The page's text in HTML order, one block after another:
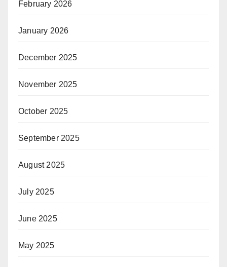
February 2026
January 2026
December 2025
November 2025
October 2025
September 2025
August 2025
July 2025
June 2025
May 2025